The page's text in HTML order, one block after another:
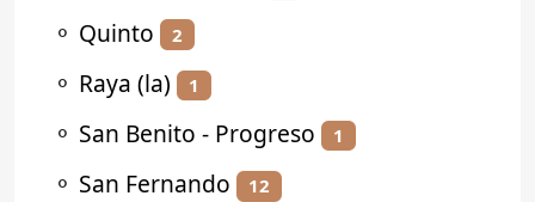
⚬ Quinto 2
⚬ Raya (la) 1
⚬ San Benito - Progreso 1
⚬ San Fernando 12